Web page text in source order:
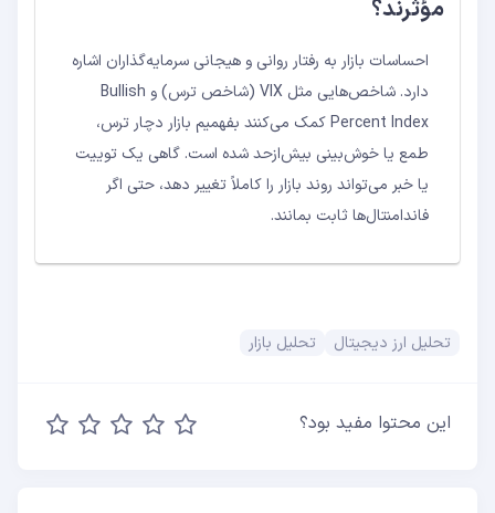
مؤثرند؟
احساسات بازار به رفتار روانی و هیجانی سرمایه‌گذاران اشاره
دارد. شاخص‌هایی مثل VIX (شاخص ترس) و Bullish
Percent Index کمک می‌کنند بفهمیم بازار دچار ترس،
طمع یا خوش‌بینی بیش‌ازحد شده است. گاهی یک توییت
یا خبر می‌تواند روند بازار را کاملاً تغییر دهد، حتی اگر
فاندامنتال‌ها ثابت بمانند.
تحلیل ارز دیجیتال تحلیل بازار
این محتوا مفید بود؟